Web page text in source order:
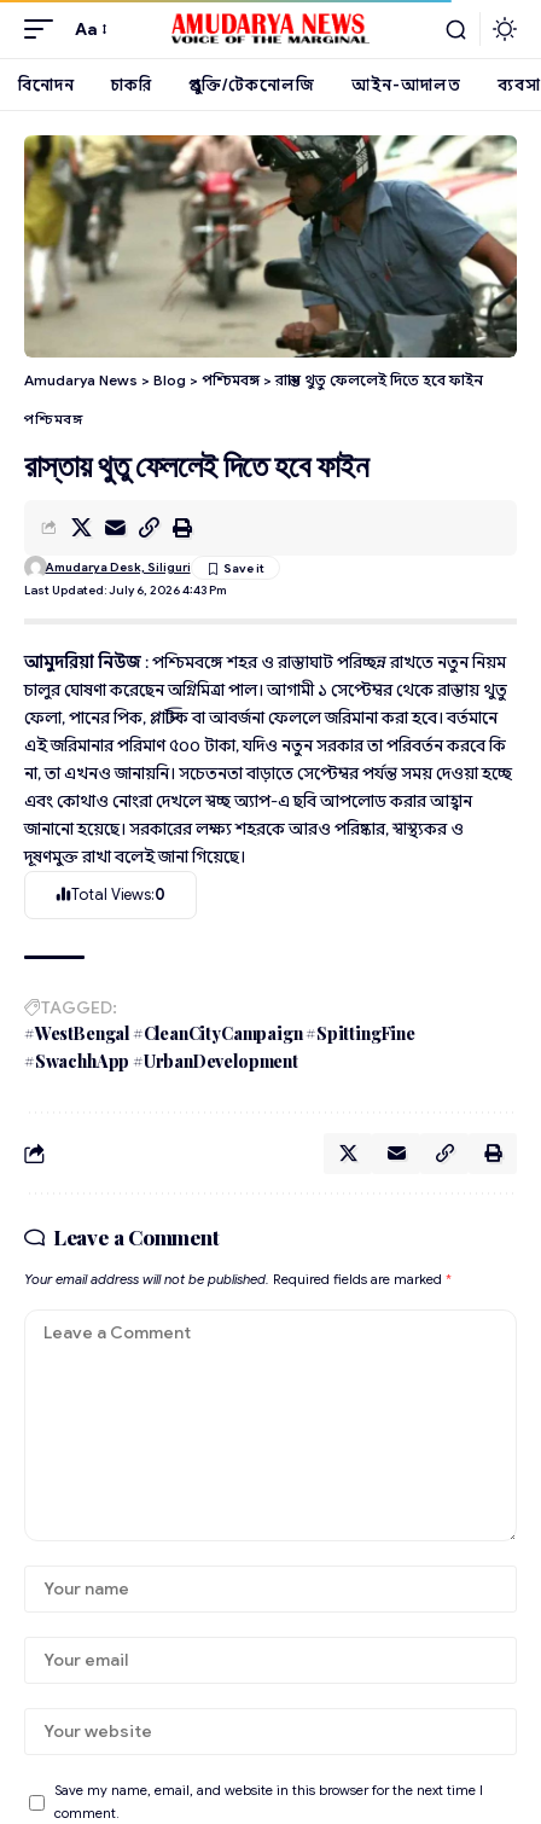
Aa
বিনোদন চাকরি প্রযুক্তি/টেকনোলজি আইন-আদালত ব্যবসা
Amudarya News > Blog > পশ্চিমবঙ্গ>রাস্তায় থুতু ফেললেই দিতে হবে ফাইন
পশ্চিমবঙ্গ
রাস্তায় থুতু ফেললেই দিতে হবে ফাইন
Last Updated: July 6, 2026 4:43 Pm
Amudarya Desk, Siliguri
আমুদরিয়া নিউজ: পশ্চিমবঙ্গে শহর ও রাস্তাঘাট পরিচ্ছন্ন রাখতে নতুন নিয়ম
চালুর ঘোষণা করেছেন অগ্নিমিত্রা পাল। আগামী ১ সেপ্টেম্বর থেকে রাস্তায় থুতু
ফেলা, পানের পিক, প্লাস্টিক বা আবর্জনা ফেললে জরিমানা করা হবে। বর্তমানে
এই জরিমানার পরিমাণ ৫০০ টাকা, যদিও নতুন সরকার তা পরিবর্তন করবে কি
না, তা এখনও জানায়নি। সচেতনতা বাড়াতে সেপ্টেম্বর পর্যন্ত সময় দেওয়া হচ্ছে
এবং কোথাও নোংরা দেখলে স্বচ্ছ অ্যাপ-এ ছবি আপলোড করার আহ্বান
জানানো হয়েছে। সরকারের লক্ষ্য শহরকে আরও পরিষ্কার, স্বাস্থ্যকর ও
দূষণমুক্ত রাখা বলেই জানা গিয়েছে।
Total Views:0
TAGGED:
#WestBengal #CleanCityCampaign #SpittingFine
#SwachhApp #UrbanDevelopment
Leave a Comment
Your email address will not be published. Required fields are marked *
Save my name, email, and website in this browser for the next time I
comment.